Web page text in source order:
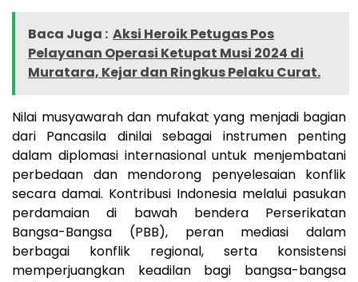
Baca Juga : Aksi Heroik Petugas Pos
Pelayanan Operasi Ketupat Musi 2024 di
Muratara, Kejar dan Ringkus Pelaku Curat.
Nilai musyawarah dan mufakat yang menjadi bagian
dari Pancasila dinilai sebagai instrumen penting
dalam diplomasi internasional untuk menjembatani
perbedaan dan mendorong penyelesaian konflik
secara damai. Kontribusi Indonesia melalui pasukan
perdamaian di bawah bendera Perserikatan
Bangsa-Bangsa (PBB), peran mediasi dalam
berbagai konflik regional, serta konsistensi
memperjuangkan keadilan bagi bangsa-bangsa